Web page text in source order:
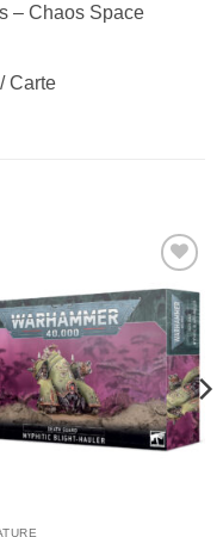
– Chaos Space
Carte
Aggiungi
alla lista
dei
desideri